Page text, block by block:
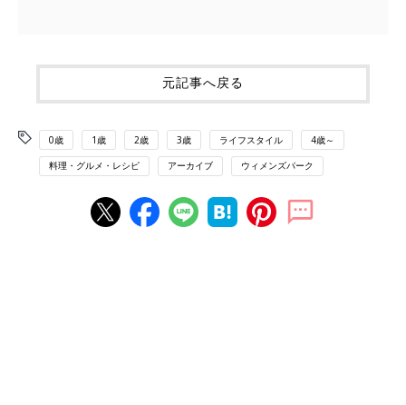
元記事へ戻る
0歳 1歳 2歳 3歳 ライフスタイル 4歳～
料理・グルメ・レシピ アーカイブ ウィメンズパーク